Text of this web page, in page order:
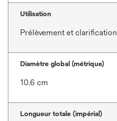
Utilisation
Prélèvement et clarification
Diamètre global (métrique)
10.6 cm
Longueur totale (impérial)